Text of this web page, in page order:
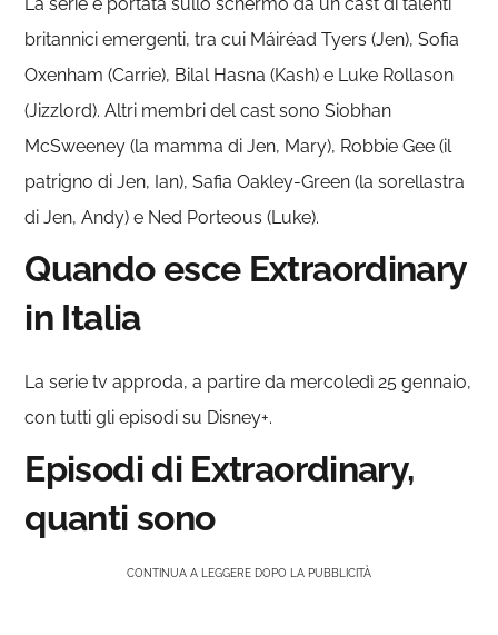
britannici emergenti, tra cui Máiréad Tyers (Jen), Sofia
Oxenham (Carrie), Bilal Hasna (Kash) e Luke Rollason
(Jizzlord). Altri membri del cast sono Siobhan
McSweeney (la mamma di Jen, Mary), Robbie Gee (il
patrigno di Jen, Ian), Safia Oakley-Green (la sorellastra
di Jen, Andy) e Ned Porteous (Luke).
Quando esce Extraordinary
in Italia
La serie tv approda, a partire da mercoledì 25 gennaio,
con tutti gli episodi su Disney+.
Episodi di Extraordinary,
quanti sono
CONTINUA A LEGGERE DOPO LA PUBBLICITÀ